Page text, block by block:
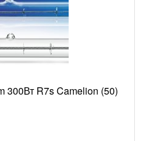
300Вт R7s Camelion (50)